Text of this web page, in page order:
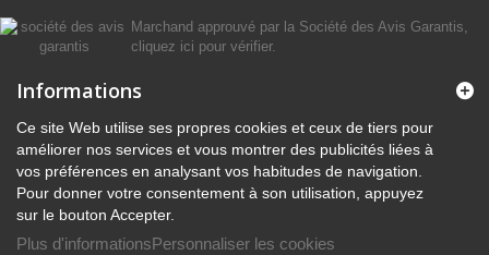
Marchand approuvé par la Société des Avis Garantis,
cliquez ici pour vérifier.
Informations
Ce site Web utilise ses propres cookies et ceux de tiers pour
améliorer nos services et vous montrer des publicités liées à
vos préférences en analysant vos habitudes de navigation.
Pour donner votre consentement à son utilisation, appuyez
sur le bouton Accepter.
Plus d'informationsPersonnaliser les cookies